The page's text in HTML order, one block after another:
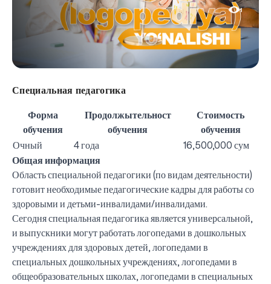
1
Специальная педагогика
Форма
обучения
Продолжытельност
обучения
Стоимость
обучения
Очный
4 года
16,500,000 сум
Общая информация
Область специальной педагогики (по видам деятельности)
готовит необходимые педагогические кадры для работы со
здоровыми и детьми-инвалидами/инвалидами.
Сегодня специальная педагогика является универсальной,
и выпускники могут работать логопедами в дошкольных
учреждениях для здоровых детей, логопедами в
специальных дошкольных учреждениях, логопедами в
общеобразовательных школах, логопедами в специальных